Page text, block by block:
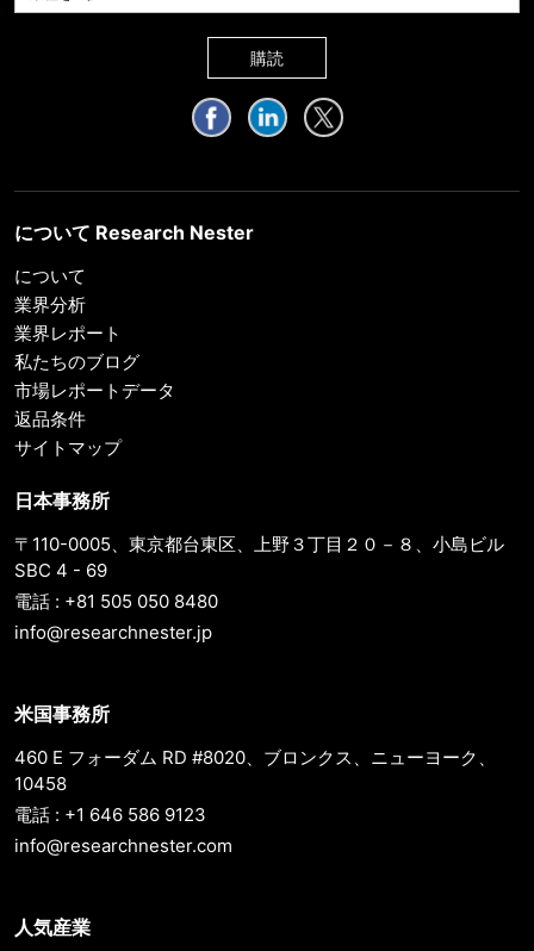
購読
について Research Nester
について
業界分析
業界レポート
私たちのブログ
市場レポートデータ
返品条件
サイトマップ
日本事務所
〒110-0005、東京都台東区、上野３丁目２０－８、小島ビル
SBC 4 - 69
電話 : +81 505 050 8480
info@researchnester.jp
米国事務所
460 E フォーダム RD #8020、ブロンクス、ニューヨーク、
10458
電話 : +1 646 586 9123
info@researchnester.com
人気産業